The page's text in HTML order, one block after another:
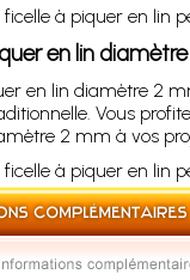
à piquer en lin
en lin
en lin diamètre 2
Vous
2 mm à vos
à piquer en lin